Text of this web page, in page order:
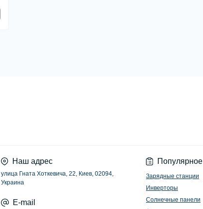
Наш адрес
улица Гната Хоткевича, 22, Киев, 02094,
Украина
E-mail
Популярное
Зарядные станции
Инверторы
Солнечные панели